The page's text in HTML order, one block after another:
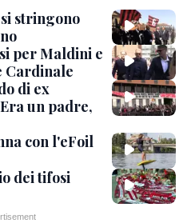
stringono
per Maldini e
Cardinale
di ex
un padre,
con l'eFoil
dei tifosi